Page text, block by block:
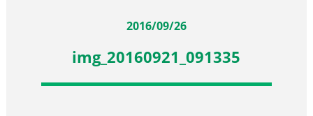
2016/09/26
img_20160921_091335